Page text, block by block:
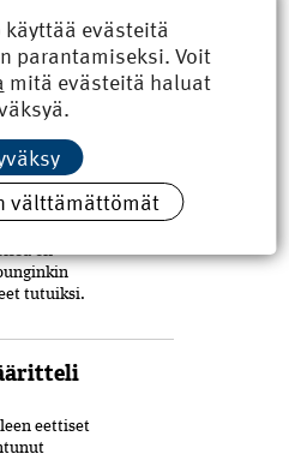
kysyä
60, on ollut
hänestä tuli
on
tutuiksi.
eettiset
käyttää evästeitä
parantamiseksi. Voit
mitä evästeitä haluat
välttämättömät